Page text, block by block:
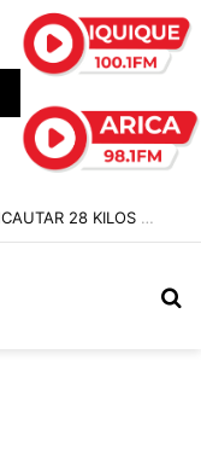
PDI Y FISCALÍA DE ARICA LOGRAN INCAUTAR 28 KILOS DE MARIHUANA OCULTOS EN UN CAMIÓN DE ALTO TONELAJE EN CHUNGARÁ